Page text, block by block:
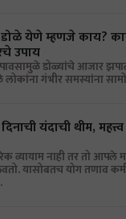
डोळे येणे म्हणजे काय?
उपाय
डोळ्यांचे आजार
लोकांना गंभीर समस्यांना
दिनाची यंदाची थीम,
व्यायाम नाही तर तो
यासोबतच योग तणाव